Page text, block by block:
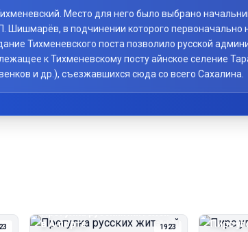
Место для него было выбрано
в подчинении которого первоначально
Тихменевского поста позволило русской
к Тихменевскому посту айнское селение
и др.), съезжавшихся сюда со всего Сахалина.
1923
Прогулка русских жителей
в А‑порте
Пирс